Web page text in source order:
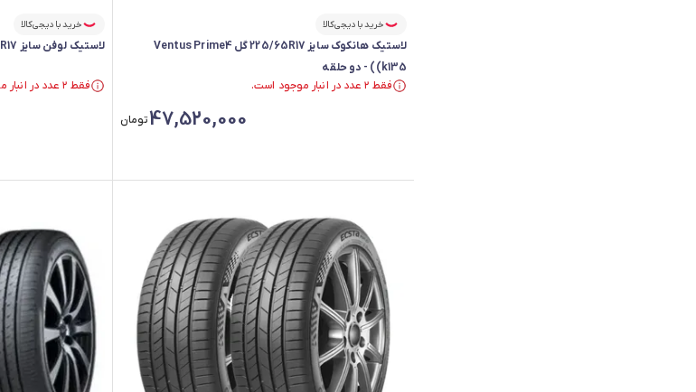
خرید با دیجی‌کالا
لاستیک هانکوک سایز 225/65R17 گل Ventus Prime4
(k135) - دو حلقه
فقط ۲ عدد در انبار موجود است.
47,520,000تومان
خرید با دیجی‌کالا
لاستیک لوفن سایز 225/65R17 گل S FIT AS LH01 - دو حلقه
فقط ۲ عدد در انبار موجود است.